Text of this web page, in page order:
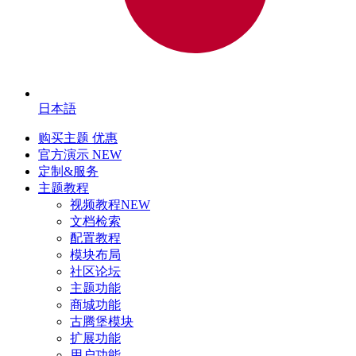
日本語
购买主题 优惠
官方演示 NEW
定制&服务
主题教程
视频教程NEW
文档检索
配置教程
模块布局
社区论坛
主题功能
商城功能
古腾堡模块
扩展功能